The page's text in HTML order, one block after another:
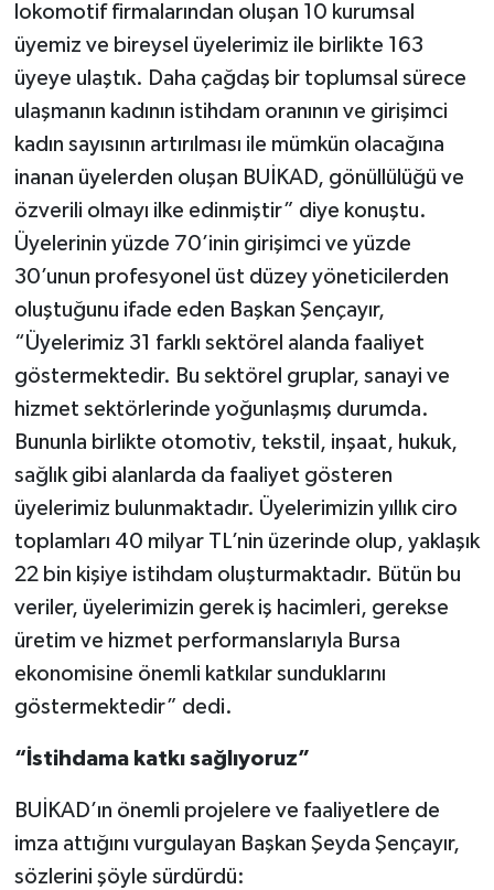
lokomotif firmalarından oluşan 10 kurumsal
üyemiz ve bireysel üyelerimiz ile birlikte 163
üyeye ulaştık. Daha çağdaş bir toplumsal sürece
ulaşmanın kadının istihdam oranının ve girişimci
kadın sayısının artırılması ile mümkün olacağına
inanan üyelerden oluşan BUİKAD, gönüllülüğü ve
özverili olmayı ilke edinmiştir” diye konuştu.
Üyelerinin yüzde 70’inin girişimci ve yüzde
30’unun profesyonel üst düzey yöneticilerden
oluştuğunu ifade eden Başkan Şençayır,
“Üyelerimiz 31 farklı sektörel alanda faaliyet
göstermektedir. Bu sektörel gruplar, sanayi ve
hizmet sektörlerinde yoğunlaşmış durumda.
Bununla birlikte otomotiv, tekstil, inşaat, hukuk,
sağlık gibi alanlarda da faaliyet gösteren
üyelerimiz bulunmaktadır. Üyelerimizin yıllık ciro
toplamları 40 milyar TL’nin üzerinde olup, yaklaşık
22 bin kişiye istihdam oluşturmaktadır. Bütün bu
veriler, üyelerimizin gerek iş hacimleri, gerekse
üretim ve hizmet performanslarıyla Bursa
ekonomisine önemli katkılar sunduklarını
göstermektedir” dedi.
“İstihdama katkı sağlıyoruz”
BUİKAD’ın önemli projelere ve faaliyetlere de
imza attığını vurgulayan Başkan Şeyda Şençayır,
sözlerini şöyle sürdürdü: